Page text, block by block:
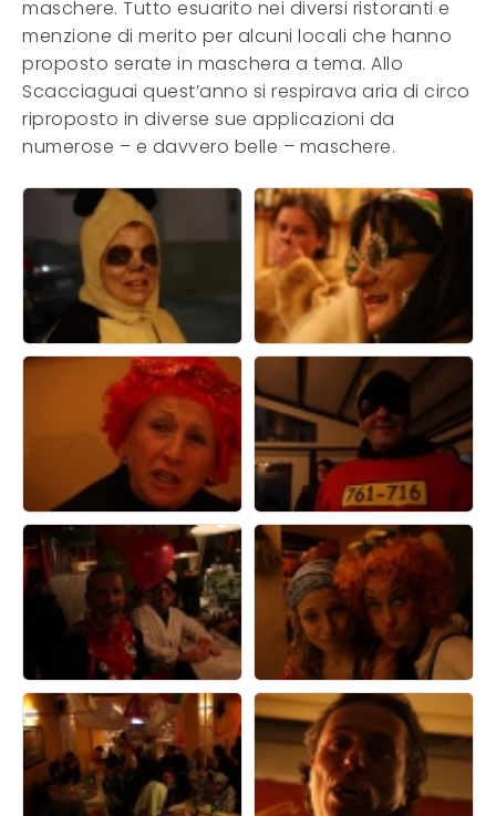
maschere. Tutto esuarito nei diversi ristoranti e
menzione di merito per alcuni locali che hanno
proposto serate in maschera a tema. Allo
Scacciaguai quest’anno si respirava aria di circo
riproposto in diverse sue applicazioni da
numerose – e davvero belle – maschere.